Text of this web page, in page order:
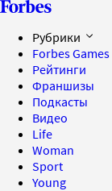
Рубрики
Forbes Games
Рейтинги
Франшизы
Подкасты
Видео
Life
Woman
Sport
Young